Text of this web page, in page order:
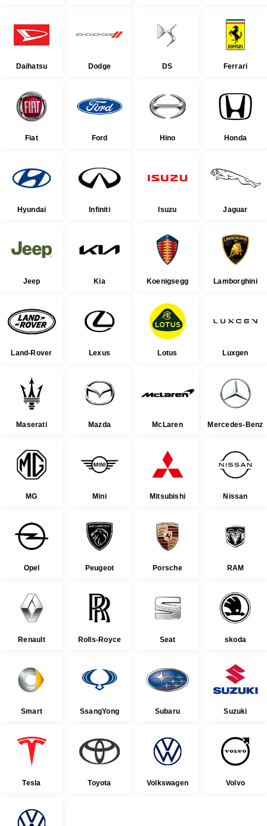
Daihatsu Dodge DS Ferrari
Fiat Ford Hino Honda
Hyundai Infiniti Isuzu Jaguar
Jeep Kia Koenigsegg Lamborghini
Land-Rover Lexus Lotus Luxgen
Maserati Mazda McLaren Mercedes-Benz
MG Mini Mitsubishi Nissan
Opel Peugeot Porsche RAM
Renault Rolls-Royce Seat skoda
Smart SsangYong Subaru Suzuki
Tesla Toyota Volkswagen Volvo